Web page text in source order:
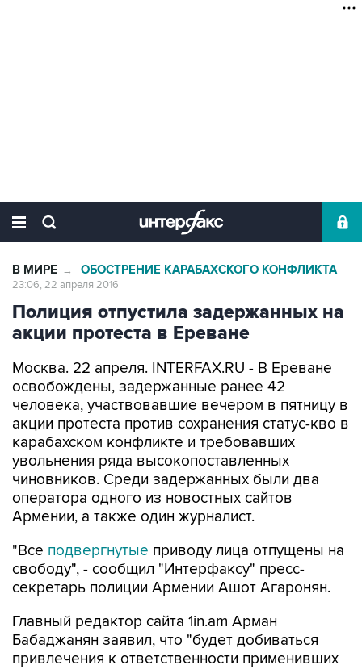
В МИРЕ → ОБОСТРЕНИЕ КАРАБАХСКОГО КОНФЛИКТА
23:06, 22 апреля 2016
Полиция отпустила задержанных на
акции протеста в Ереване
Москва. 22 апреля. INTERFAX.RU - В Ереване
освобождены, задержанные ранее 42
человека, участвовавшие вечером в пятницу в
акции протеста против сохранения статус-кво в
карабахском конфликте и требовавших
увольнения ряда высокопоставленных
чиновников. Среди задержанных были два
оператора одного из новостных сайтов
Армении, а также один журналист.
"Все подвергнутые приводу лица отпущены на
свободу", - сообщил "Интерфаксу" пресс-
секретарь полиции Армении Ашот Агаронян.
Главный редактор сайта 1in.am Арман
Бабаджанян заявил, что "будет добиваться
привлечения к ответственности применивших